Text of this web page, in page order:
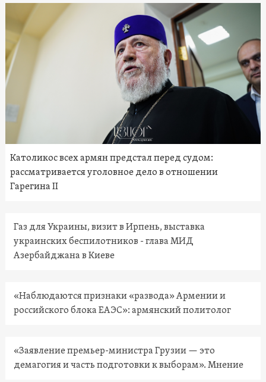
Католикос всех армян предстал перед судом:
рассматривается уголовное дело в отношении
Гарегина II
Газ для Украины, визит в Ирпень, выставка
украинских беспилотников - глава МИД
Азербайджана в Киеве
«Наблюдаются признаки «развода» Армении и
российского блока ЕАЭС»: армянский политолог
«Заявление премьер-министра Грузии — это
демагогия и часть подготовки к выборам». Мнение